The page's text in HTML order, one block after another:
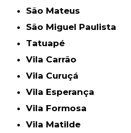
São Mateus
São Miguel Paulista
Tatuapé
Vila Carrão
Vila Curuçá
Vila Esperança
Vila Formosa
Vila Matilde